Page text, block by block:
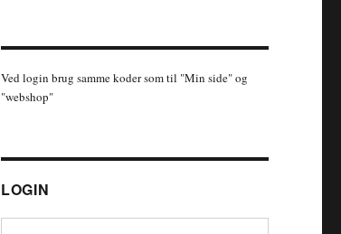
Ved login brug samme koder som til "Min side" og
"webshop"
LOGIN